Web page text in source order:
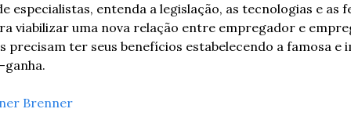
especialistas, entenda a legislação, as tecnologias e as
viabilizar uma nova relação entre empregador e
precisam ter seus benefícios estabelecendo a famosa e
ganha.
Brenner